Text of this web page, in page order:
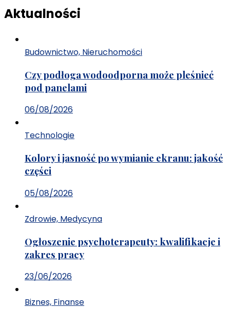
Aktualności
Budownictwo, Nieruchomości
Czy podłoga wodoodporna może pleśnieć
pod panelami
06/08/2026
Technologie
Kolory i jasność po wymianie ekranu: jakość
części
05/08/2026
Zdrowie, Medycyna
Ogłoszenie psychoterapeuty: kwalifikacje i
zakres pracy
23/06/2026
Biznes, Finanse